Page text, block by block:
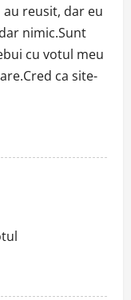
reusit, dar eu
nimic.Sunt
cu votul meu
ca site-